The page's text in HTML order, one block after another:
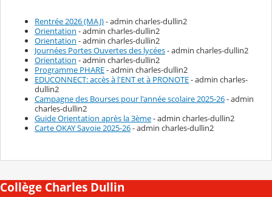
Rentrée 2026 (MAJ)- admin charles-dullin2
Orientation - admin charles-dullin2
Orientation - admin charles-dullin2
Journées Portes Ouvertes des lycées- admin charles-dullin2
Orientation - admin charles-dullin2
Programme PHARE- admin charles-dullin2
EDUCONNECT: accès à l'ENT et à PRONOTE- admin charles-
dullin2
Campagne des Bourses pour l'année scolaire 2025-26- admin
charles-dullin2
Guide Orientation après la 3ème- admin charles-dullin2
Carte OKAY Savoie 2025-26- admin charles-dullin2
Collège Charles Dullin